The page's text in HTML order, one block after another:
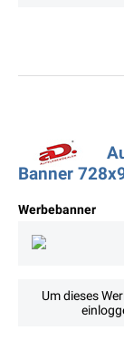
Banner
Werbebanner
Um dieses